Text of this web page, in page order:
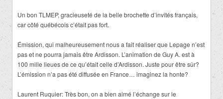
Un bon TLMEP, gracieuseté de la belle brochette d’invités français,
car côté québécois c’était pas fort.
Émission, qui malheureusement nous a fait réaliser que Lepage n’est
pas et ne pourra jamais être Ardisson. L’animation de Guy A. est à
100 mille lieues de ce qu’était celle d’Ardisson. Juste pour être sûr?
L’émission n’a pas été diffusée en France… imaginez la honte?
Laurent Ruquier: Très bon, on a bien aimé l’échange sur le